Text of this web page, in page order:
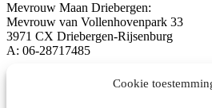
Cookie
Mevrouw Maan Driebergen:
Mevrouw van Vollenhovenpark 33
3971 CX Driebergen-Rijsenburg
A: 06-28717485
welkom@mevrouwmaan.nl
www.mevrouwmaan.nl